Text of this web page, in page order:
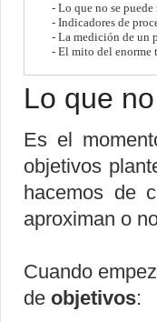
- Lo que no se
- Indicadores de
- La medición de un
- El mito del enorme
Lo que
Es el
objetivos
hacemos de
aproximan o
Cuando
de objetivos: